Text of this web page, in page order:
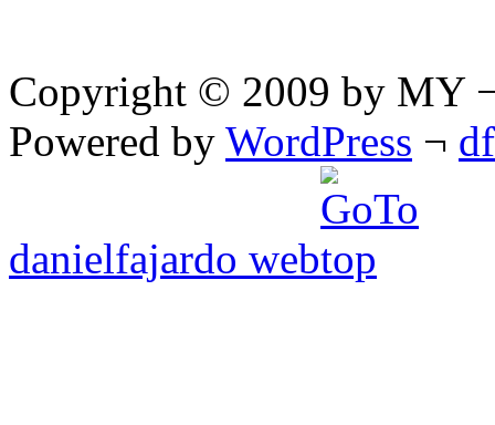
Copyright © 2009 by MY
Powered by WordPress ¬
danielfajardo web